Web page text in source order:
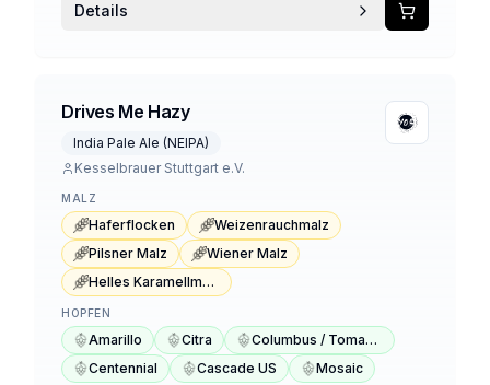
Details
Drives Me Hazy
India Pale Ale (NEIPA)
Kesselbrauer Stuttgart e.V.
MALZ
Haferflocken
Weizenrauchmalz
Pilsner Malz
Wiener Malz
Helles Karamellmalz
HOPFEN
Amarillo Citra
Columbus / Tomahawk / Zeus
Centennial
Cascade US Mosaic